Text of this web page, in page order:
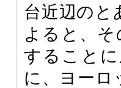
台近辺のと
よると、そ
すること
に、ヨーロ